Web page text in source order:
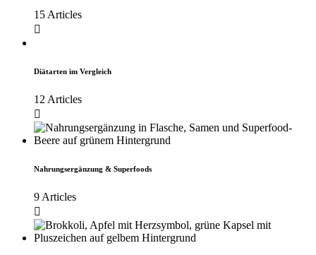
15 Articles
Diätarten im Vergleich
12 Articles
Nahrungsergänzung & Superfoods
9 Articles